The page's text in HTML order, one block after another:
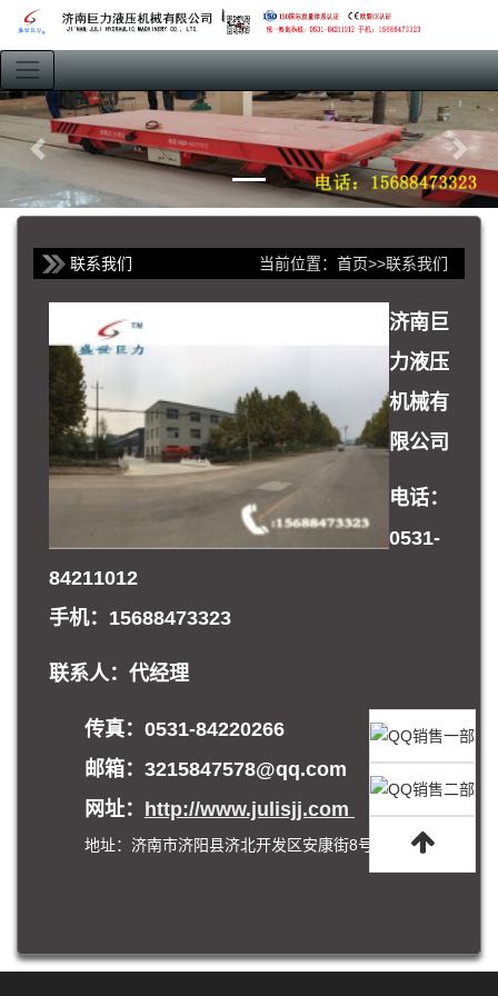
联系我们 当前位置： 首页>>联系我们
济南巨
力液压
机械有
限公司
电话：
0531-
84211012
手机：15688473323
联系人：代经理
传真：0531-84220266
邮箱： 3215847578@qq.com
网址： http://www.julisjj.com
地址：济南市济阳县济北开发区安康街8号